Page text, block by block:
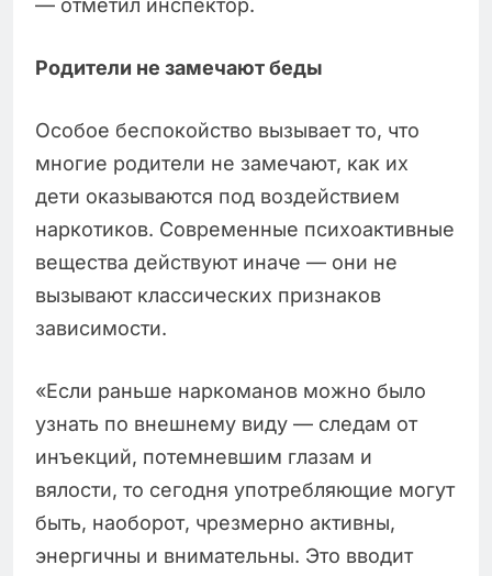
— отметил инспектор.
Родители не замечают беды
Особое беспокойство вызывает то, что
многие родители не замечают, как их
дети оказываются под воздействием
наркотиков. Современные психоактивные
вещества действуют иначе — они не
вызывают классических признаков
зависимости.
«Если раньше наркоманов можно было
узнать по внешнему виду — следам от
инъекций, потемневшим глазам и
вялости, то сегодня употребляющие могут
быть, наоборот, чрезмерно активны,
энергичны и внимательны. Это вводит